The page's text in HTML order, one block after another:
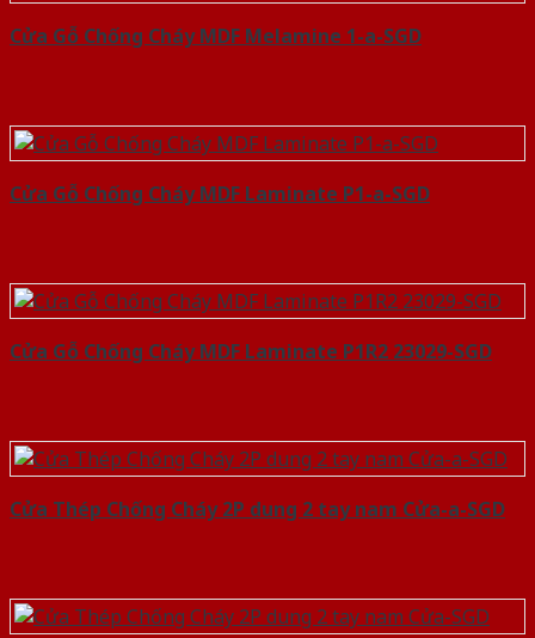
Cửa Gỗ Chống Cháy MDF Melamine 1-a-SGD
Cửa Gỗ Chống Cháy MDF Laminate P1-a-SGD
Cửa Gỗ Chống Cháy MDF Laminate P1R2 23029-SGD
Cửa Thép Chống Cháy 2P dung 2 tay nam Cửa-a-SGD